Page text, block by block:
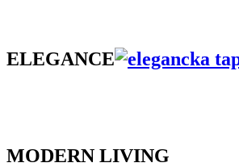
ELEGANCE
MODERN LIVING